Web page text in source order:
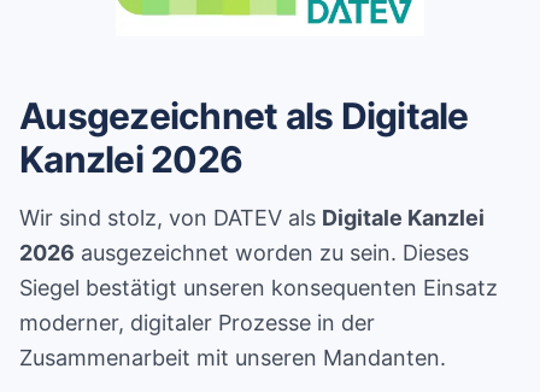
Ausgezeichnet als Digitale
Kanzlei 2026
Wir sind stolz, von DATEV als Digitale Kanzlei
2026 ausgezeichnet worden zu sein. Dieses
Siegel bestätigt unseren konsequenten Einsatz
moderner, digitaler Prozesse in der
Zusammenarbeit mit unseren Mandanten.